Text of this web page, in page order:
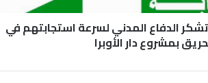
تشكر الدفاع المدني لسرعة استجابتهم في
بمشروع دار الأوبرا